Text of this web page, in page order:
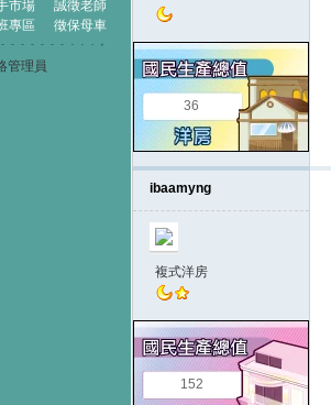
市場
誠徵老師
專區
徵保母車
管理員
36
ibaamyng
複式洋房
152